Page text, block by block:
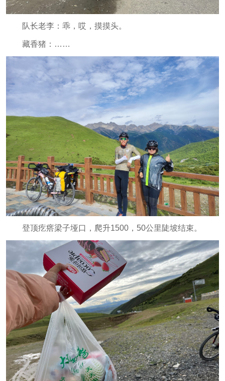
队长老李：乖，哎，摸摸头。
藏香猪：……
登顶疙瘩梁子垭口，爬升1500，50公里陡坡结束。